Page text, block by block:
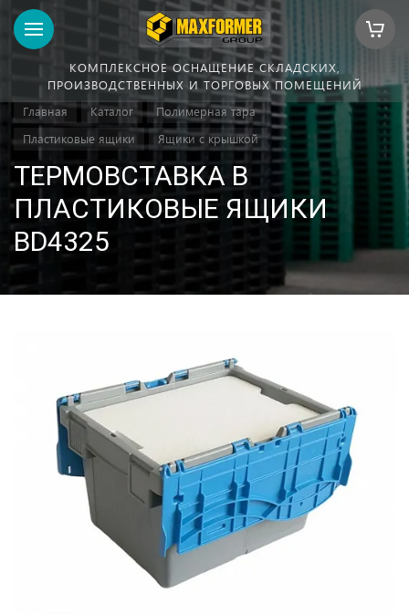
КОМПЛЕКСНОЕ ОСНАЩЕНИЕ СКЛАДСКИХ,
ПРОИЗВОДСТВЕННЫХ И ТОРГОВЫХ ПОМЕЩЕНИЙ
Главная
Каталог
Полимерная тара
Пластиковые ящики
Ящики с крышкой
ТЕРМОВСТАВКА В
ПЛАСТИКОВЫЕ ЯЩИКИ
BD4325